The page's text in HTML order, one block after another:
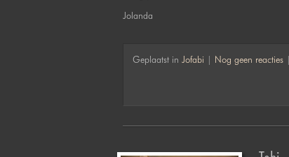
Jolanda
Geplaatst in Jofabi | Nog geen reacties|